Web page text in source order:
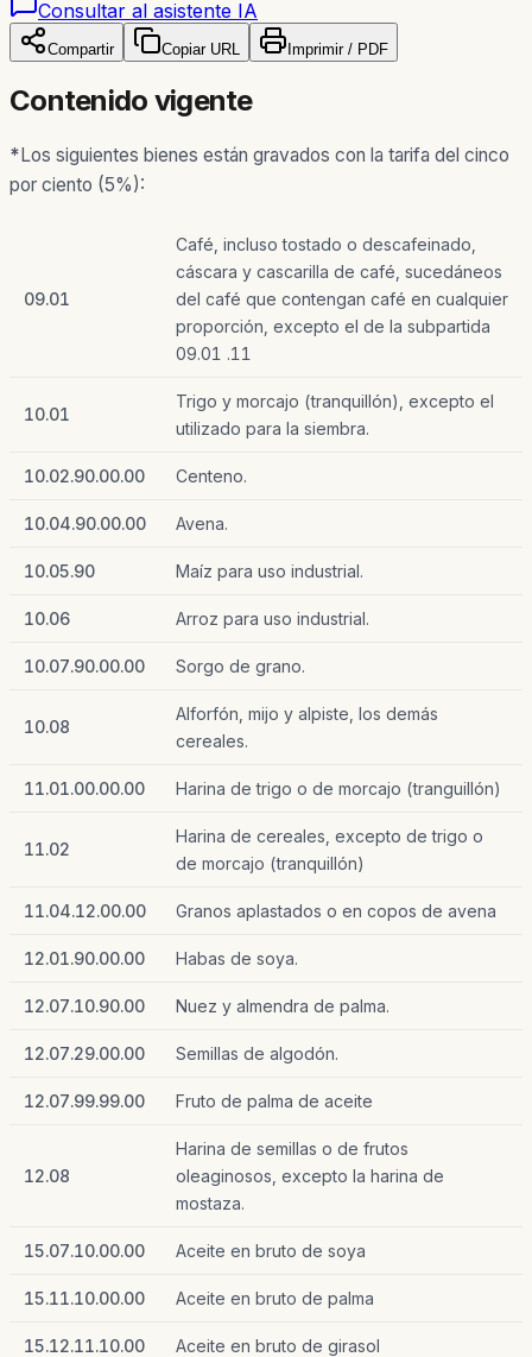
Consultar al asistente IA
Compartir Copiar URL Imprimir / PDF
Contenido vigente
*Los siguientes bienes están gravados con la tarifa del cinco
por ciento (5%):
09.01
Café, incluso tostado o descafeinado,
cáscara y cascarilla de café, sucedáneos
del café que contengan café en cualquier
proporción, excepto el de la subpartida
09.01 .11
10.01
Trigo y morcajo (tranquillón), excepto el
utilizado para la siembra.
10.02.90.00.00 Centeno.
10.04.90.00.00 Avena.
10.05.90 Maíz para uso industrial.
10.06 Arroz para uso industrial.
10.07.90.00.00 Sorgo de grano.
10.08
Alforfón, mijo y alpiste, los demás
cereales.
11.01.00.00.00 Harina de trigo o de morcajo (tranguillón)
11.02
Harina de cereales, excepto de trigo o
de morcajo (tranquillón)
11.04.12.00.00 Granos aplastados o en copos de avena
12.01.90.00.00 Habas de soya.
12.07.10.90.00 Nuez y almendra de palma.
12.07.29.00.00 Semillas de algodón.
12.07.99.99.00 Fruto de palma de aceite
12.08
Harina de semillas o de frutos
oleaginosos, excepto la harina de
mostaza.
15.07.10.00.00 Aceite en bruto de soya
15.11.10.00.00 Aceite en bruto de palma
15.12.11.10.00 Aceite en bruto de girasol